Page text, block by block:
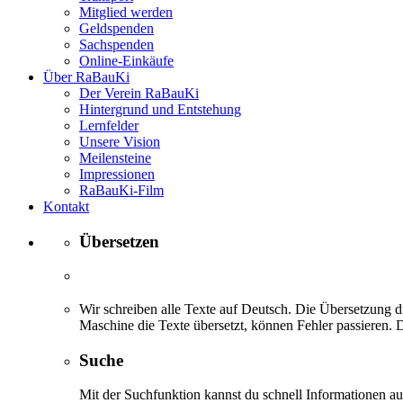
Mitglied werden
Geldspenden
Sachspenden
Online-Einkäufe
Über RaBauKi
Der Verein RaBauKi
Hintergrund und Entstehung
Lernfelder
Unsere Vision
Meilensteine
Impressionen
RaBauKi-Film
Kontakt
Übersetzen
Wir schreiben alle Texte auf Deutsch. Die Übersetzung
Maschine die Texte übersetzt, können Fehler passieren.
Suche
Mit der Suchfunktion kannst du schnell Informationen